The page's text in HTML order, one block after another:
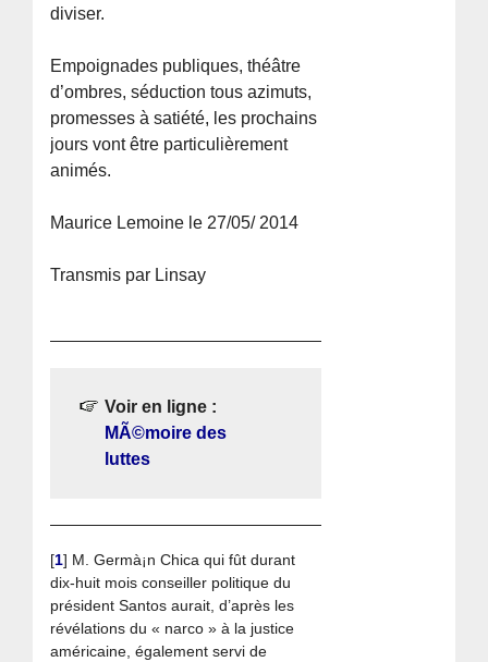
diviser.
Empoignades publiques, théâtre
d’ombres, séduction tous azimuts,
promesses à satiété, les prochains
jours vont être particulièrement
animés.
Maurice Lemoine le 27/05/ 2014
Transmis par Linsay
Voir en ligne :
MÃ©moire des
luttes
[1] M. Germà¡n Chica qui fût durant
dix-huit mois conseiller politique du
président Santos aurait, d’après les
révélations du « narco » à la justice
américaine, également servi de